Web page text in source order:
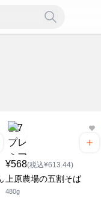
¥568(税込¥613.44)
上原農場の五割そば
480g